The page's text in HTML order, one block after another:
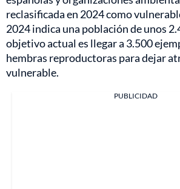
reclasificada en 2024 como
2024 indica una población de unos
objetivo actual es llegar a 3.500
hembras reproductoras para dejar
vulnerable.
PUBLICIDAD